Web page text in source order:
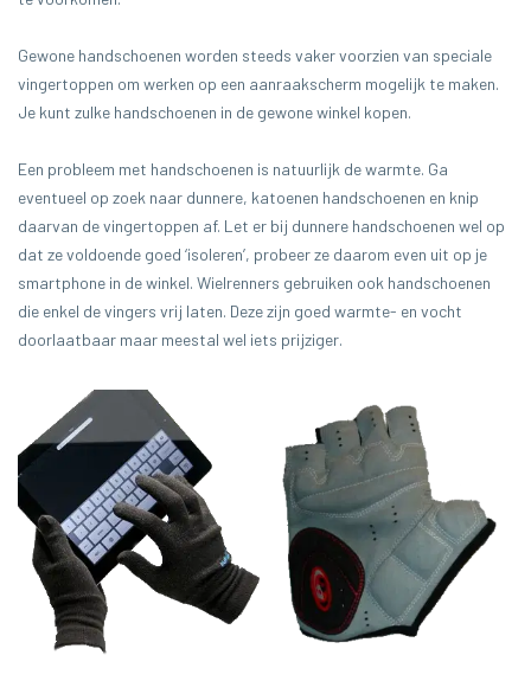
Gewone handschoenen worden steeds vaker voorzien van speciale
vingertoppen om werken op een aanraakscherm mogelijk te maken.
Je kunt zulke handschoenen in de gewone winkel kopen.
Een probleem met handschoenen is natuurlijk de warmte. Ga
eventueel op zoek naar dunnere, katoenen handschoenen en knip
daarvan de vingertoppen af. Let er bij dunnere handschoenen wel op
dat ze voldoende goed ‘isoleren’, probeer ze daarom even uit op je
smartphone in de winkel. Wielrenners gebruiken ook handschoenen
die enkel de vingers vrij laten. Deze zijn goed warmte- en vocht
doorlaatbaar maar meestal wel iets prijziger.